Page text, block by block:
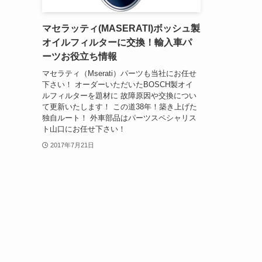
マセラッティ(MASERATI)ボッシュ製
オイルフィルターに交換！輸入車パ
ーツお役立ち情報
マセラティ（Mserati）パーツも当社にお任せ
下さい！ オーダーいただいたBOSCH製オイ
ルフィルターを題材に 故障原因や交換につい
て更新いたします！ この道38年！築き上げた
独自ルート！ 外車部品はパーツスペシャリス
ト山口にお任せ下さい！
2017年7月21日